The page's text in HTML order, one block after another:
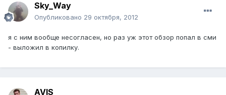
Sky_Way
Опубликовано 29 октября, 2012
я с ним вообще несогласен, но раз уж этот обзор попал в сми
- выложил в копилку.
AVIS